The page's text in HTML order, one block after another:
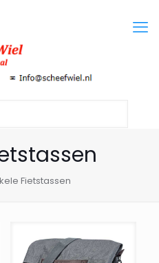
Fietstassen